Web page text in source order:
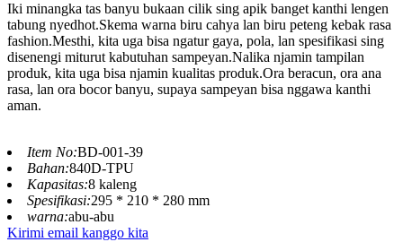
Iki minangka tas banyu bukaan cilik sing apik banget kanthi lengen
tabung nyedhot.Skema warna biru cahya lan biru peteng kebak rasa
fashion.Mesthi, kita uga bisa ngatur gaya, pola, lan spesifikasi sing
disenengi miturut kabutuhan sampeyan.Nalika njamin tampilan
produk, kita uga bisa njamin kualitas produk.Ora beracun, ora ana
rasa, lan ora bocor banyu, supaya sampeyan bisa nggawa kanthi
aman.
Item No:BD-001-39
Bahan:840D-TPU
Kapasitas:8 kaleng
Spesifikasi:295 * 210 * 280 mm
warna:abu-abu
Kirimi email kanggo kita